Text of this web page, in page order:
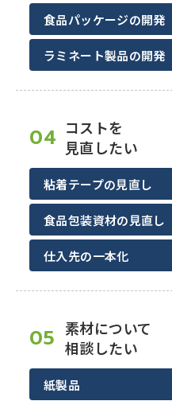
食品パッケージの開発
ラミネート製品の開発
04 コストを
見直したい
粘着テープの見直し
食品包装資材の見直し
仕入先の一本化
05 素材について
相談したい
紙製品